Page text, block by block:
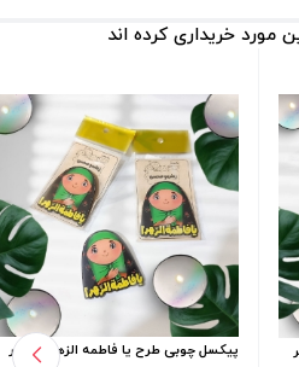
مورد خریداری کرده اند
پیکسل چوبی طرح یا فاطمه الزهرا - دختر